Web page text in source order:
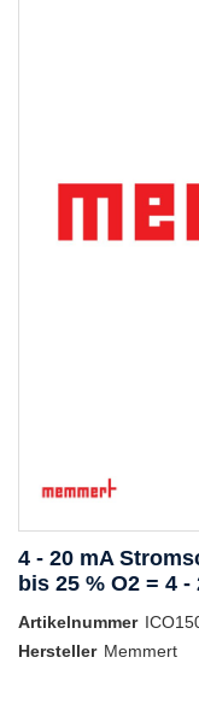
4 - 20 mA
bis 25 % O2 = 4
Artikelnummer
Hersteller Memmert